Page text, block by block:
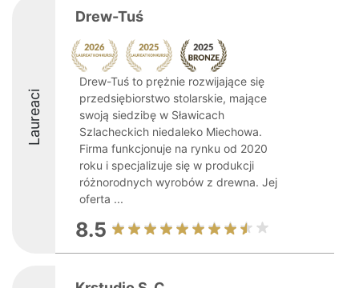
Laureaci
Drew-Tuś
Drew-Tuś to prężnie rozwijające się
przedsiębiorstwo stolarskie, mające
swoją siedzibę w Sławicach
Szlacheckich niedaleko Miechowa.
Firma funkcjonuje na rynku od 2020
roku i specjalizuje się w produkcji
różnorodnych wyrobów z drewna. Jej
oferta ...
8.5